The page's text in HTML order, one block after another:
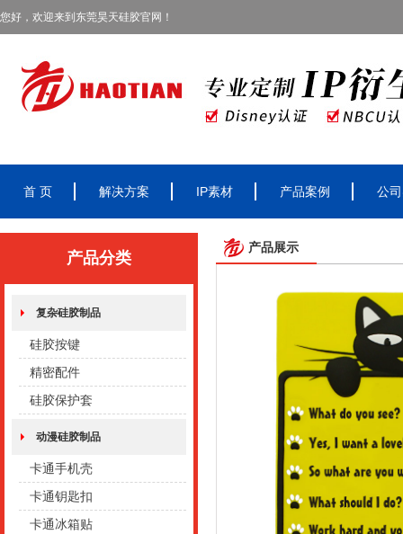
您好，欢迎来到东莞昊天硅胶官网！
首 页 解决方案 IP素材 产品案例 公
产品分类
复杂硅胶制品
硅胶按键
精密配件
硅胶保护套
动漫硅胶制品
卡通手机壳
卡通钥匙扣
卡通冰箱贴
产品展示